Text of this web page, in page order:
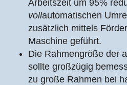
Arbeitszeit um 95%
vollautomatischen
zusätzlich mittels
Maschine geführt.
Die Rahmengröße der
sollte großzügig
zu große Rahmen bei